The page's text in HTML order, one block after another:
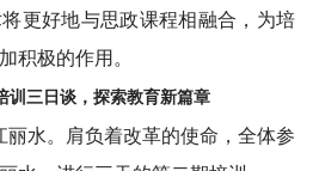
更好地与思政课程相融合，为培
积极的作用。
训三日谈，探索教育新篇章
丽水。肩负着改革的使命，全体参